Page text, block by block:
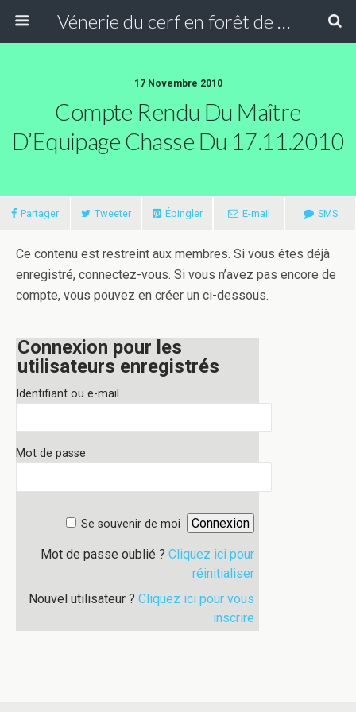
Vénerie du cerf en forêt de Compiègne
17 Novembre 2010
Compte Rendu Du Maître
D’Equipage Chasse Du 17.11.2010
Partager Tweeter Épingler E-mail SMS
Ce contenu est restreint aux membres. Si vous êtes déjà
enregistré, connectez-vous. Si vous n’avez pas encore de
compte, vous pouvez en créer un ci-dessous.
Connexion pour les
utilisateurs enregistrés
Identifiant ou e-mail
Mot de passe
Se souvenir de moi
Mot de passe oublié ? Cliquez ici pour
réinitialiser
Nouvel utilisateur ? Cliquez ici pour vous
inscrire